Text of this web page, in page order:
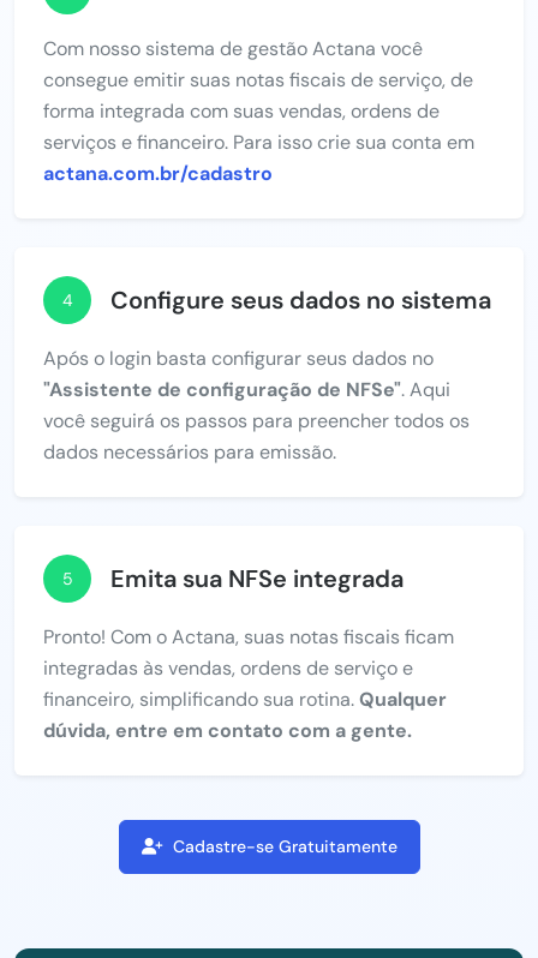
Com nosso sistema de gestão Actana você
consegue emitir suas notas fiscais de serviço, de
forma integrada com suas vendas, ordens de
serviços e financeiro. Para isso crie sua conta em
actana.com.br/cadastro
4 Configure seus dados no sistema
Após o login basta configurar seus dados no
"Assistente de configuração de NFSe". Aqui
você seguirá os passos para preencher todos os
dados necessários para emissão.
5 Emita sua NFSe integrada
Pronto! Com o Actana, suas notas fiscais ficam
integradas às vendas, ordens de serviço e
financeiro, simplificando sua rotina.Qualquer
dúvida, entre em contato com a gente.
Cadastre-se Gratuitamente